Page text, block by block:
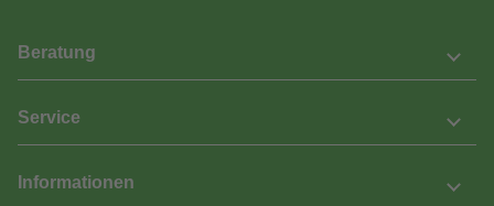
Beratung
Service
Informationen